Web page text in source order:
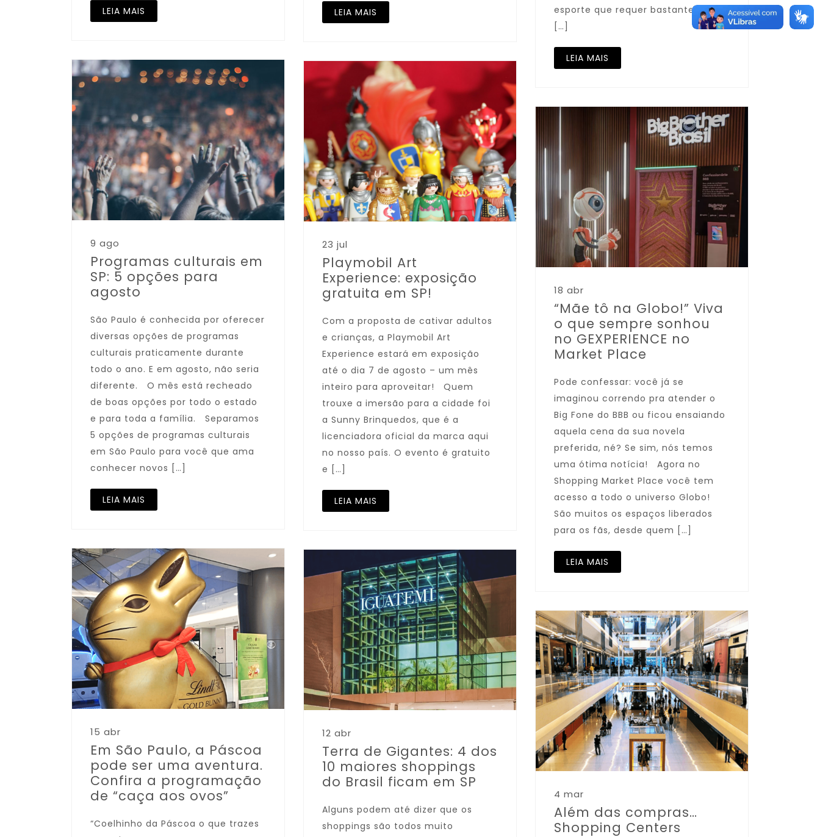
LEIA MAIS
LEIA MAIS
esporte que requer bastante foco,
[…]
LEIA MAIS
9 ago
Programas culturais em
SP: 5 opções para
agosto
São Paulo é conhecida por oferecer
diversas opções de programas
culturais praticamente durante
todo o ano. E em agosto, não seria
diferente. O mês está recheado
de boas opções por todo o estado
e para toda a família. Separamos
5 opções de programas culturais
em São Paulo para você que ama
conhecer novos […]
LEIA MAIS
23 jul
Playmobil Art
Experience: exposição
gratuita em SP!
Com a proposta de cativar adultos
e crianças, a Playmobil Art
Experience estará em exposição
até o dia 7 de agosto – um mês
inteiro para aproveitar! Quem
trouxe a imersão para a cidade foi
a Sunny Brinquedos, que é a
licenciadora oficial da marca aqui
no nosso país. O evento é gratuito
e […]
LEIA MAIS
18 abr
“Mãe tô na Globo!” Viva
o que sempre sonhou
no GEXPERIENCE no
Market Place
Pode confessar: você já se
imaginou correndo pra atender o
Big Fone do BBB ou ficou ensaiando
aquela cena da sua novela
preferida, né? Se sim, nós temos
uma ótima notícia! Agora no
Shopping Market Place você tem
acesso a todo o universo Globo!
São muitos os espaços liberados
para os fãs, desde quem […]
LEIA MAIS
15 abr
Em São Paulo, a Páscoa
pode ser uma aventura.
Confira a programação
de “caça aos ovos”
“Coelhinho da Páscoa o que trazes
12 abr
Terra de Gigantes: 4 dos
10 maiores shoppings
do Brasil ficam em SP
Alguns podem até dizer que os
shoppings são todos muito
4 mar
Além das compras…
Shopping Centers